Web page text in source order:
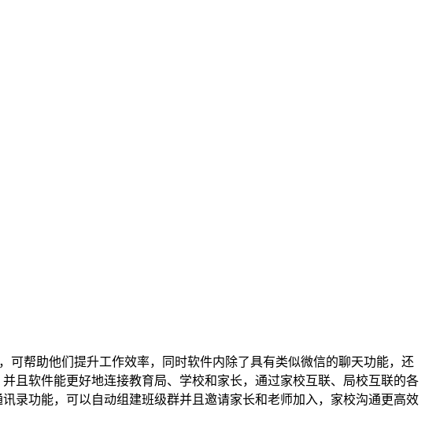
帮助他们提升工作效率，同时软件内除了具有类似微信的聊天功能，还
且软件能更好地连接教育局、学校和家长，通过家校互联、局校互联的各
录功能，可以自动组建班级群并且邀请家长和老师加入，家校沟通更高效